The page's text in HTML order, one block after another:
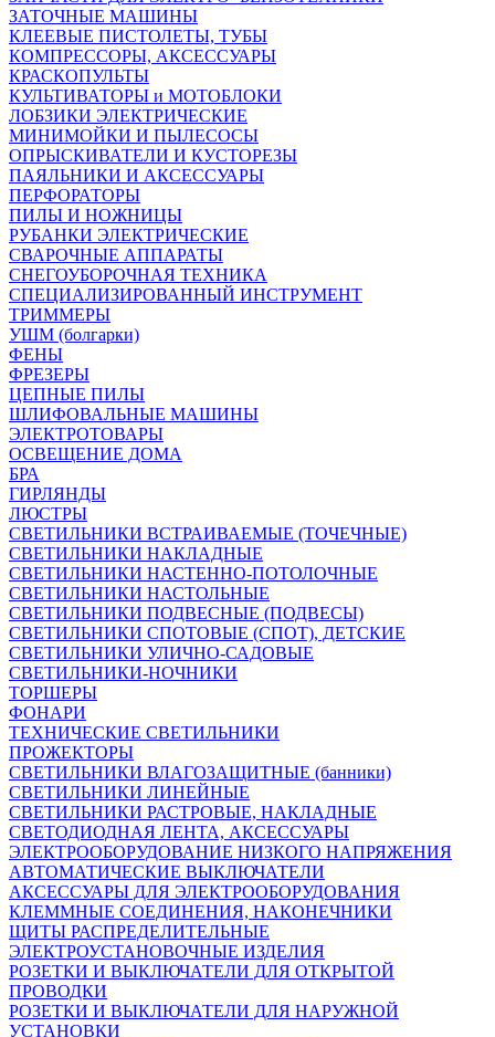
ЗАТОЧНЫЕ МАШИНЫ
КЛЕЕВЫЕ ПИСТОЛЕТЫ, ТУБЫ
КОМПРЕССОРЫ, АКСЕССУАРЫ
КРАСКОПУЛЬТЫ
КУЛЬТИВАТОРЫ и МОТОБЛОКИ
ЛОБЗИКИ ЭЛЕКТРИЧЕСКИЕ
МИНИМОЙКИ И ПЫЛЕСОСЫ
ОПРЫСКИВАТЕЛИ И КУСТОРЕЗЫ
ПАЯЛЬНИКИ И АКСЕССУАРЫ
ПЕРФОРАТОРЫ
ПИЛЫ И НОЖНИЦЫ
РУБАНКИ ЭЛЕКТРИЧЕСКИЕ
СВАРОЧНЫЕ АППАРАТЫ
СНЕГОУБОРОЧНАЯ ТЕХНИКА
СПЕЦИАЛИЗИРОВАННЫЙ ИНСТРУМЕНТ
ТРИММЕРЫ
УШМ (болгарки)
ФЕНЫ
ФРЕЗЕРЫ
ЦЕПНЫЕ ПИЛЫ
ШЛИФОВАЛЬНЫЕ МАШИНЫ
ЭЛЕКТРОТОВАРЫ
ОСВЕЩЕНИЕ ДОМА
БРА
ГИРЛЯНДЫ
ЛЮСТРЫ
СВЕТИЛЬНИКИ ВСТРАИВАЕМЫЕ (ТОЧЕЧНЫЕ)
СВЕТИЛЬНИКИ НАКЛАДНЫЕ
СВЕТИЛЬНИКИ НАСТЕННО-ПОТОЛОЧНЫЕ
СВЕТИЛЬНИКИ НАСТОЛЬНЫЕ
СВЕТИЛЬНИКИ ПОДВЕСНЫЕ (ПОДВЕСЫ)
СВЕТИЛЬНИКИ СПОТОВЫЕ (СПОТ), ДЕТСКИЕ
СВЕТИЛЬНИКИ УЛИЧНО-САДОВЫЕ
СВЕТИЛЬНИКИ-НОЧНИКИ
ТОРШЕРЫ
ФОНАРИ
ТЕХНИЧЕСКИЕ СВЕТИЛЬНИКИ
ПРОЖЕКТОРЫ
СВЕТИЛЬНИКИ ВЛАГОЗАЩИТНЫЕ (банники)
СВЕТИЛЬНИКИ ЛИНЕЙНЫЕ
СВЕТИЛЬНИКИ РАСТРОВЫЕ, НАКЛАДНЫЕ
СВЕТОДИОДНАЯ ЛЕНТА, АКСЕССУАРЫ
ЭЛЕКТРООБОРУДОВАНИЕ НИЗКОГО НАПРЯЖЕНИЯ
АВТОМАТИЧЕСКИЕ ВЫКЛЮЧАТЕЛИ
АКСЕССУАРЫ ДЛЯ ЭЛЕКТРООБОРУДОВАНИЯ
КЛЕММНЫЕ СОЕДИНЕНИЯ, НАКОНЕЧНИКИ
ЩИТЫ РАСПРЕДЕЛИТЕЛЬНЫЕ
ЭЛЕКТРОУСТАНОВОЧНЫЕ ИЗДЕЛИЯ
РОЗЕТКИ И ВЫКЛЮЧАТЕЛИ ДЛЯ ОТКРЫТОЙ
ПРОВОДКИ
РОЗЕТКИ И ВЫКЛЮЧАТЕЛИ ДЛЯ НАРУЖНОЙ
УСТАНОВКИ